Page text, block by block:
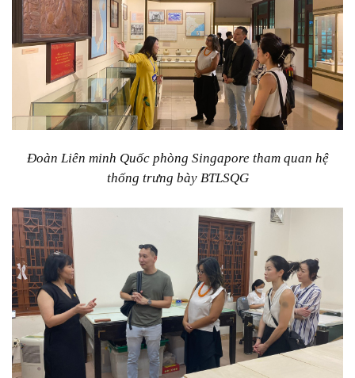
Đoàn Liên minh Quốc phòng Singapore tham quan hệ
thống trưng bày BTLSQG